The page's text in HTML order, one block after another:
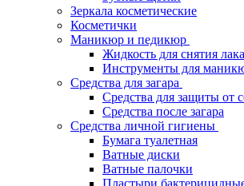
Зеркала косметические
Косметички
Маникюр и педикюр
Жидкость для снятия лака
Инструменты для
Средства для загара
Средства для защиты от
Средства после загара
Средства личной гигиены
Бумага туалетная
Ватные диски
Ватные палочки
Пластыри